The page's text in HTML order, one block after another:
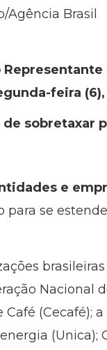
Agência Brasil
feira
sobretaxar
e
para se
Nacional
Café (Cecafé);
(Unica);